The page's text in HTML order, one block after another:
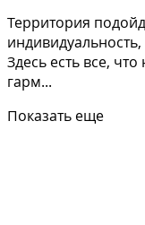
Территория
Здесь есть все,
гарм...
Показать еще